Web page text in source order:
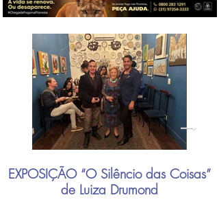
EXPOSIÇÃO “O Silêncio das Coisas”
de Luiza Drumond